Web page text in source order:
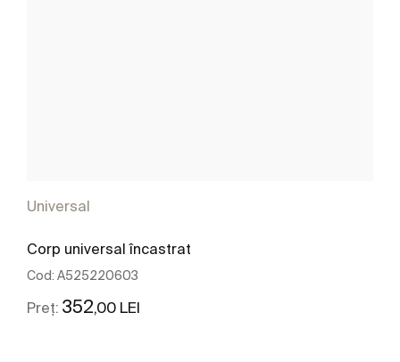
Universal
Corp universal încastrat
Cod: A525220603
Preț: 352,00 LEI